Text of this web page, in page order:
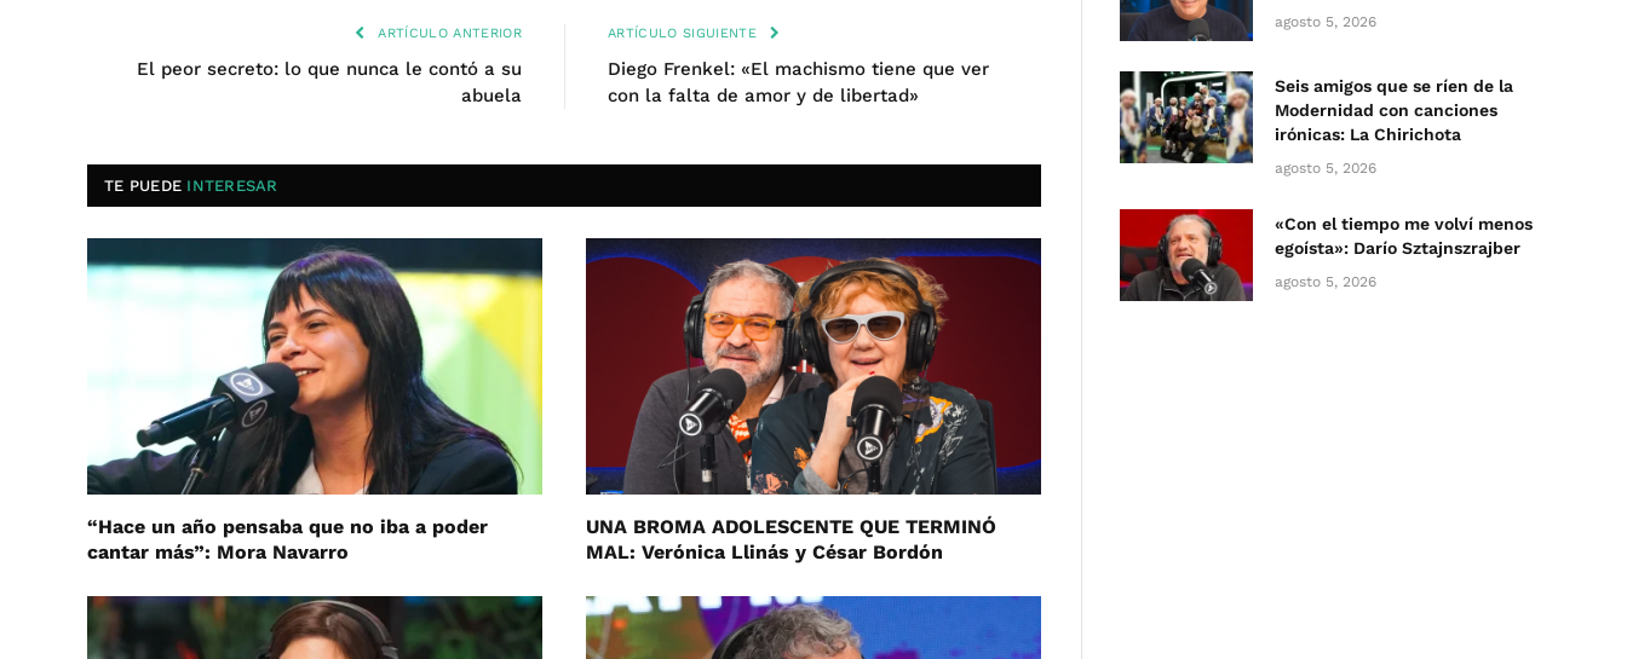
ARTÍCULO ANTERIOR
El peor secreto: lo que nunca le contó a su
abuela
ARTÍCULO SIGUIENTE
Diego Frenkel: «El machismo tiene que ver
con la falta de amor y de libertad»
TE PUEDE INTERESAR
“Hace un año pensaba que no iba a poder
cantar más”: Mora Navarro
UNA BROMA ADOLESCENTE QUE TERMINÓ
MAL: Verónica Llinás y César Bordón
agosto 5, 2026
Seis amigos que se ríen de la
Modernidad con canciones
irónicas: La Chirichota
agosto 5, 2026
«Con el tiempo me volví menos
egoísta»: Darío Sztajnszrajber
agosto 5, 2026